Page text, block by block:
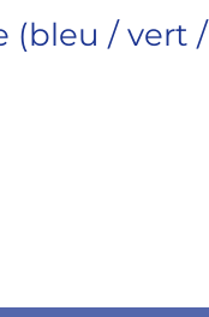
(bleu / vert /